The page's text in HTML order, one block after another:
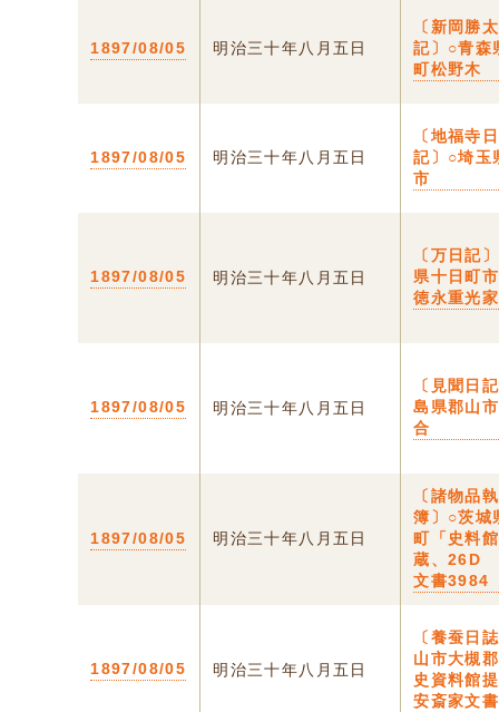
1897/08/05 明治三十年八月五日
〔新岡勝
記〕○青森
町松野木
1897/08/05 明治三十年八月五日
〔地福寺
記〕○埼玉
市
1897/08/05 明治三十年八月五日
〔万日記
県十日町
徳永重光
1897/08/05 明治三十年八月五日
〔見聞日
島県郡山
合
1897/08/05 明治三十年八月五日
〔諸物品
簿〕○茨城
町「史料
蔵、26D
文書3984
1897/08/05 明治三十年八月五日
〔養蚕日
山市大槻
史資料館
安斎家文